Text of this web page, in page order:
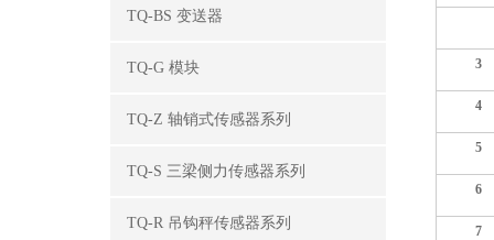
TQ-BS 变送器
TQ-G 模块
TQ-Z 轴销式传感器系列
TQ-S 三梁侧力传感器系列
TQ-R 吊钩秤传感器系列
3
4
5
6
7